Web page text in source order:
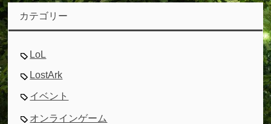
カテゴリー
LoL
LostArk
イベント
オンラインゲーム